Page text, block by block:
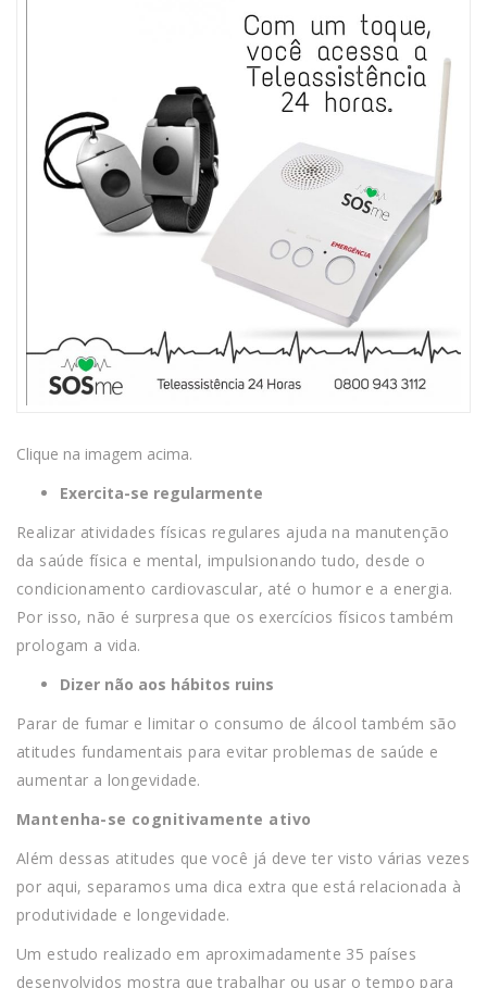
Clique na imagem acima.
Exercita-se regularmente
Realizar atividades físicas regulares ajuda na manutenção
da saúde física e mental, impulsionando tudo, desde o
condicionamento cardiovascular, até o humor e a energia.
Por isso, não é surpresa que os exercícios físicos também
prologam a vida.
Dizer não aos hábitos ruins
Parar de fumar e limitar o consumo de álcool também são
atitudes fundamentais para evitar problemas de saúde e
aumentar a longevidade.
Mantenha-se cognitivamente ativo
Além dessas atitudes que você já deve ter visto várias vezes
por aqui, separamos uma dica extra que está relacionada à
produtividade e longevidade.
Um estudo realizado em aproximadamente 35 países
desenvolvidos mostra que trabalhar ou usar o tempo para